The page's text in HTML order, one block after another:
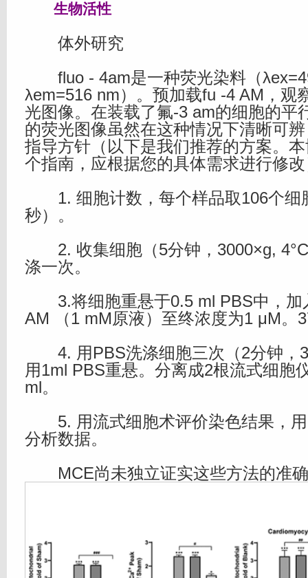
生物活性
体外研究
fluo - 4am是一种荧光染料（
λem=516 nm）。预加载fu -4 AM，观
光图像。在装载了氟-3 am的细胞的平
的荧光图像虽然在这种情况下清晰可
指导方针（以下是我们推荐的方案。
个指南，应根据您的具体需求进行修
1. 细胞计数，每个样品取106个细
秒）。
2. 收集细胞（5分钟，3000×g,
涤一次。
3.将细胞重悬于0.5 ml PBS中，加
AM （1 mM原液）至终浓度为1 μM。
4. 用PBS洗涤细胞三次（2分钟，
用1ml PBS重悬。分离成2根流式细胞
ml。
5. 用流式细胞术评价染色结果，用
分析数据。
MCE尚未独立证实这些方法的准确